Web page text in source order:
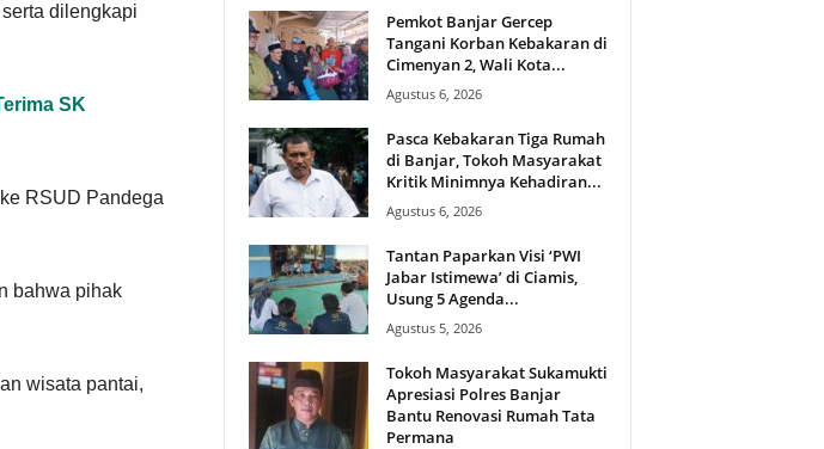
dilengkapi
SK
RSUD Pandega
bahwa pihak
wisata pantai,
Pemkot Banjar Gercep
Tangani Korban Kebakaran di
Cimenyan 2, Wali Kota...
Agustus 6, 2026
Pasca Kebakaran Tiga Rumah
di Banjar, Tokoh Masyarakat
Kritik Minimnya Kehadiran...
Agustus 6, 2026
Tantan Paparkan Visi ‘PWI
Jabar Istimewa’ di Ciamis,
Usung 5 Agenda...
Agustus 5, 2026
Tokoh Masyarakat Sukamukti
Apresiasi Polres Banjar
Bantu Renovasi Rumah Tata
Permana